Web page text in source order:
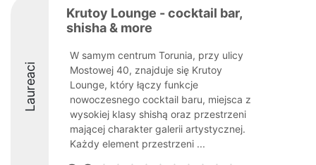
Laureaci
Krutoy Lounge - cocktail bar,
shisha & more
W samym centrum Torunia, przy ulicy
Mostowej 40, znajduje się Krutoy
Lounge, który łączy funkcje
nowoczesnego cocktail baru, miejsca z
wysokiej klasy shishą oraz przestrzeni
mającej charakter galerii artystycznej.
Każdy element przestrzeni ...